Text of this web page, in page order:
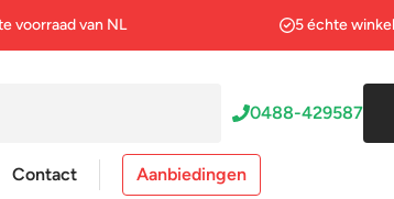
voorraad van NL 5 échte
0488-429587
Contact Aanbiedingen